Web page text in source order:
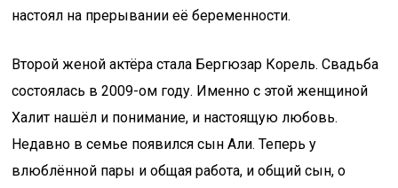
настоял на прерывании её беременности.
Второй женой актёра стала Бергюзар Корель. Свадьба
состоялась в 2009-ом году. Именно с этой женщиной
Халит нашёл и понимание, и настоящую любовь.
Недавно в семье появился сын Али. Теперь у
влюблённой пары и общая работа, и общий сын, о